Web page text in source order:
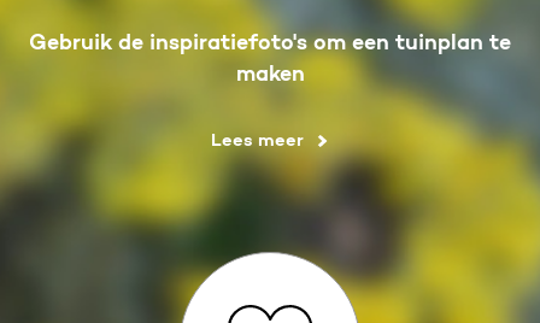
Gebruik de inspiratiefoto's om een tuinplan te
maken
Lees meer